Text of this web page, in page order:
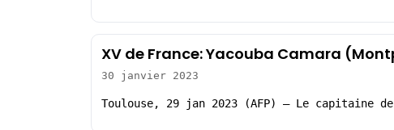
XV de France: Yacouba Camara
30 janvier 2023
Toulouse, 29 jan 2023 (AFP) – Le capitaine